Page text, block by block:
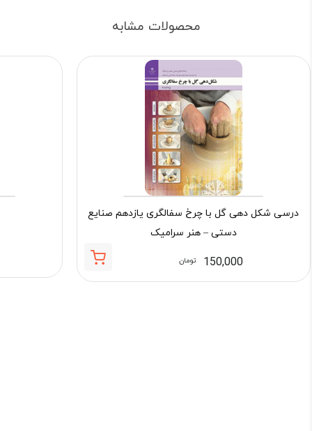
محصولات مشابه
درسی شکل دهی گل با چرخ سفالگری یازدهم صنایع
دستی – هنر سرامیک
150,000 تومان